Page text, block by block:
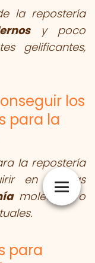
la repostería
y poco
gelificantes,
los
para la
la repostería
en tiendas
molecular o
para